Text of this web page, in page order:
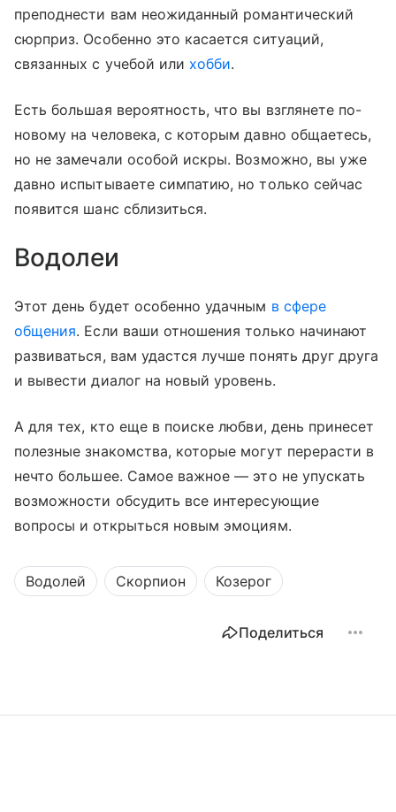
преподнести вам неожиданный романтический
сюрприз. Особенно это касается ситуаций,
связанных с учебой или хобби.
Есть большая вероятность, что вы взглянете по-
новому на человека, с которым давно общаетесь,
но не замечали особой искры. Возможно, вы уже
давно испытываете симпатию, но только сейчас
появится шанс сблизиться.
Водолеи
Этот день будет особенно удачным в сфере
общения. Если ваши отношения только начинают
развиваться, вам удастся лучше понять друг друга
и вывести диалог на новый уровень.
А для тех, кто еще в поиске любви, день принесет
полезные знакомства, которые могут перерасти в
нечто большее. Самое важное — это не упускать
возможности обсудить все интересующие
вопросы и открыться новым эмоциям.
Водолей Скорпион Козерог
Поделиться